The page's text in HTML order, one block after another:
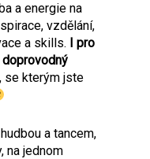
a energie na
vzdělání,
a skills. I pro
doprovodný
se kterým jste
a tancem,
na jednom